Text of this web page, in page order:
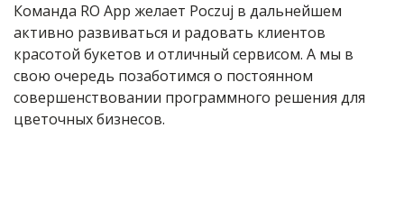
Команда RO App желает Poczuj в дальнейшем
активно развиваться и радовать клиентов
красотой букетов и отличный сервисом. А мы в
свою очередь позаботимся о постоянном
совершенствовании программного решения для
цветочных бизнесов.